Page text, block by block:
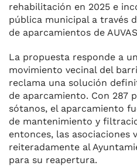
rehabilitación en 2025 e
pública municipal a través
de aparcamientos de
La propuesta responde a
movimiento vecinal del
reclama una solución
de aparcamiento. Con 287
sótanos, el aparcamiento
de mantenimiento y
entonces, las asociaciones
reiteradamente al
para su reapertura.